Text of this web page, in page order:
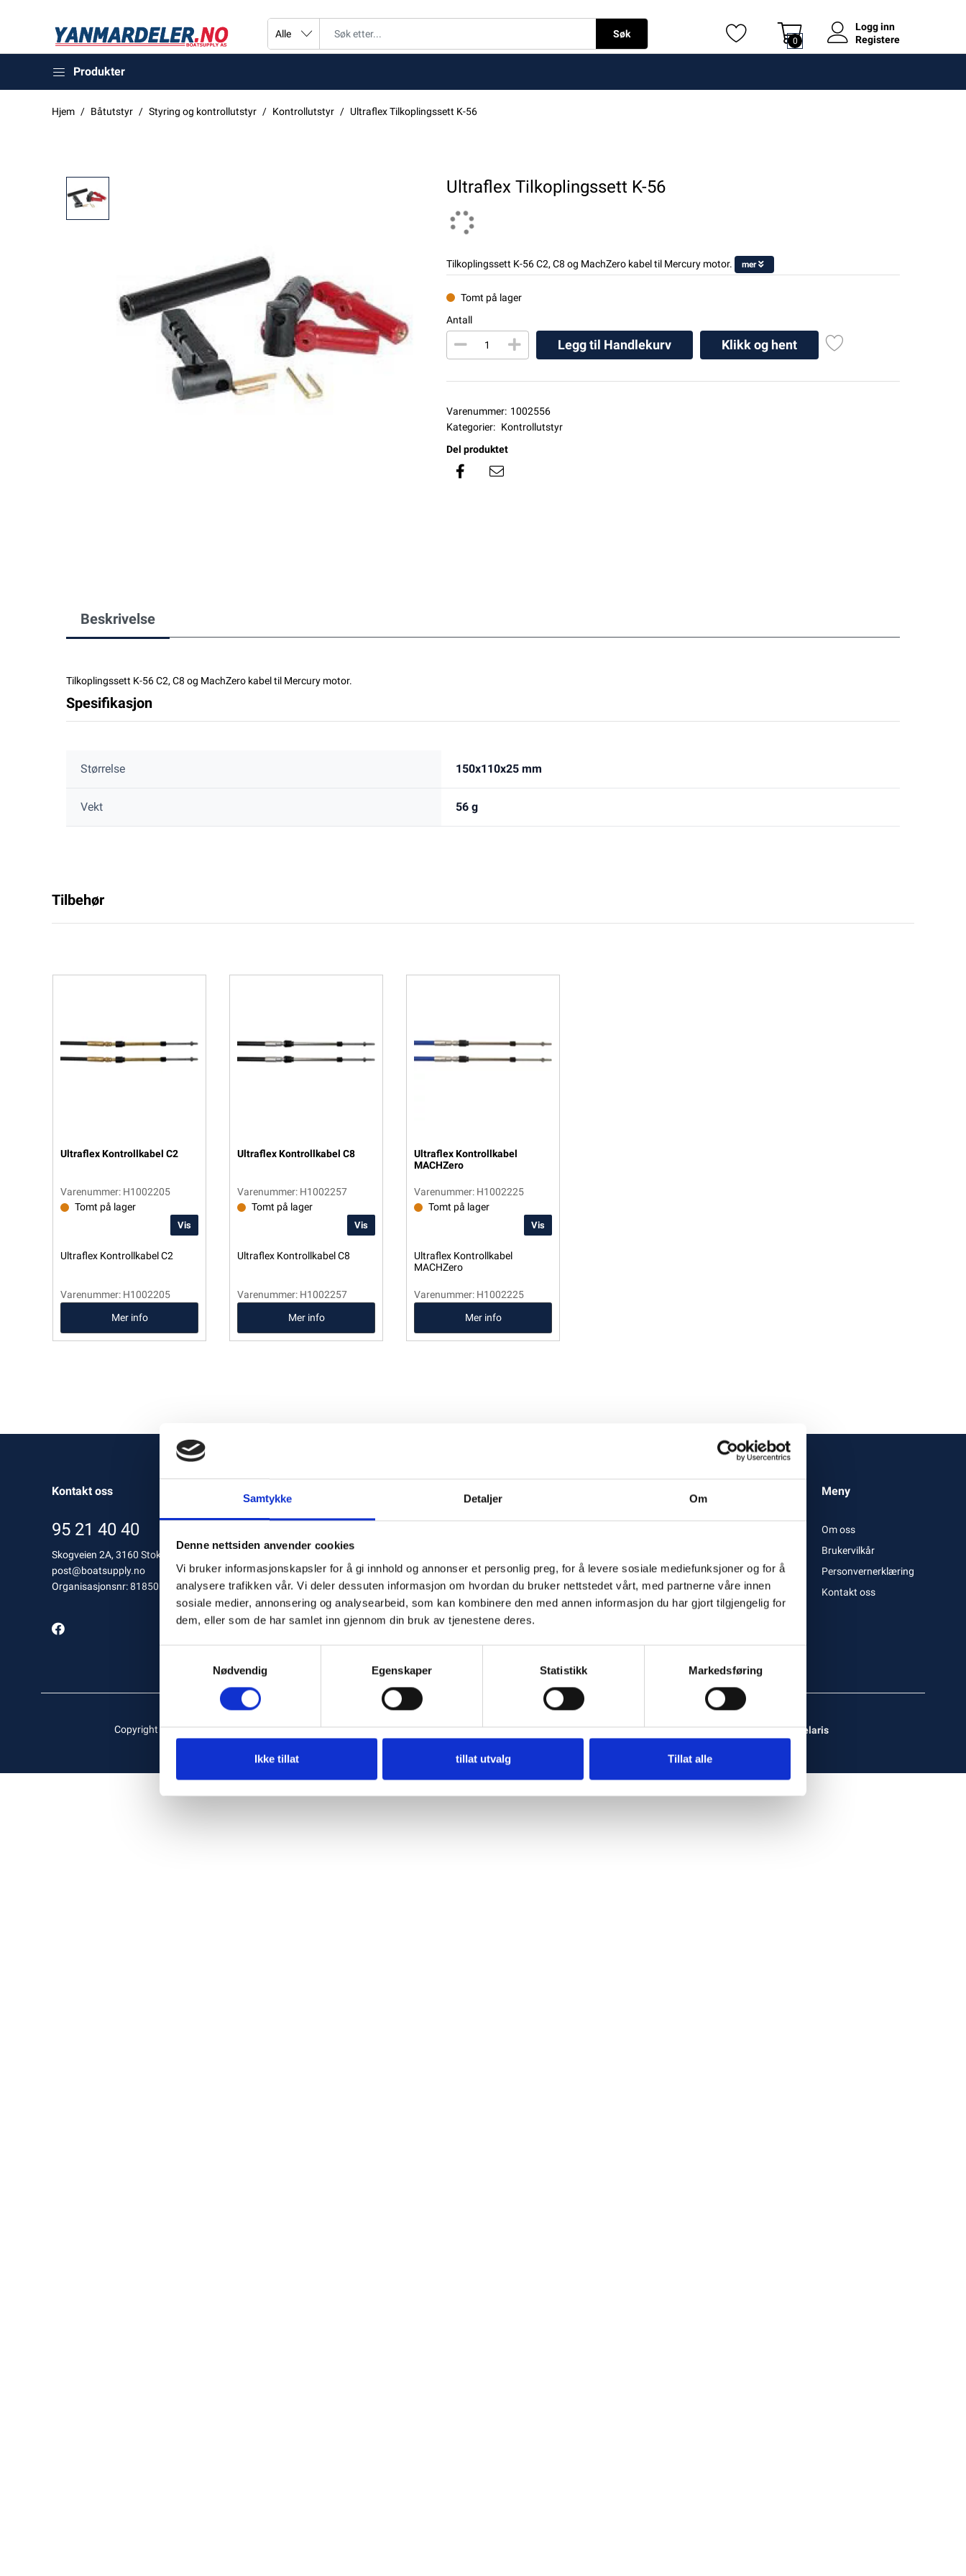
Samtykke Detaljer Om
Denne nettsiden anvender cookies
Vi bruker informasjonskapsler for å gi innhold og annonser et personlig preg, for å levere sosiale mediefunksjoner og for å
analysere trafikken vår. Vi deler dessuten informasjon om hvordan du bruker nettstedet vårt, med partnerne våre innen
sosiale medier, annonsering og analysearbeid, som kan kombinere den med annen informasjon du har gjort tilgjengelig for
dem, eller som de har samlet inn gjennom din bruk av tjenestene deres.
Nødvendig
Egenskaper Statistikk Markedsføring
Ikke tillat tillat utvalg Tillat alle
Søk
0
Logg inn
Registere
Produkter
Hjem Båtutstyr Styring og kontrollutstyr Kontrollutstyr Ultraflex Tilkoplingssett K-56
Ultraflex Tilkoplingssett K-56
Tilkoplingssett K-56 C2, C8 og MachZero kabel til Mercury motor. mer
Tomt på lager
Antall
Legg til Handlekurv Klikk og hent
Varenummer: 1002556
Kategorier: Kontrollutstyr
Del produktet
Beskrivelse
Tilkoplingssett K-56 C2, C8 og MachZero kabel til Mercury motor.
Spesifikasjon
Størrelse 150x110x25 mm
Vekt 56 g
Tilbehør
Ultraflex Kontrollkabel C2
Varenummer: H1002205
Tomt på lager
Vis
Ultraflex Kontrollkabel C2
Varenummer: H1002205
Mer info
Ultraflex Kontrollkabel C8
Varenummer: H1002257
Tomt på lager
Vis
Ultraflex Kontrollkabel C8
Varenummer: H1002257
Mer info
Ultraflex Kontrollkabel
MACHZero
Varenummer: H1002225
Tomt på lager
Vis
Ultraflex Kontrollkabel
MACHZero
Varenummer: H1002225
Mer info
Kontakt oss
95 21 40 40
Skogveien 2A, 3160 Stokke, Norway
post@boatsupply.no
Organisasjonsnr: 818501412 MVA
Meny
Om oss
Brukervilkår
Personvernerklæring
Kontakt oss
Copyright © Boatsupply AS, 2026 Powered ByTelaris